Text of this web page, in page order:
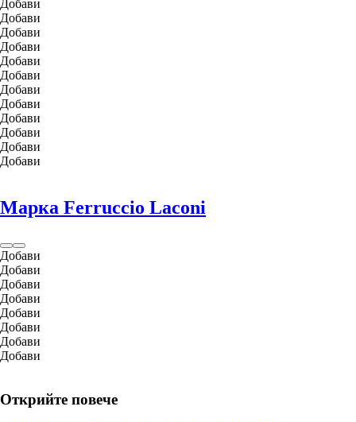
Добави
Добави
Добави
Добави
Добави
Добави
Добави
Добави
Добави
Добави
Добави
Добави
Марка Ferruccio Laconi
Добави
Добави
Добави
Добави
Добави
Добави
Добави
Добави
Открийте повече